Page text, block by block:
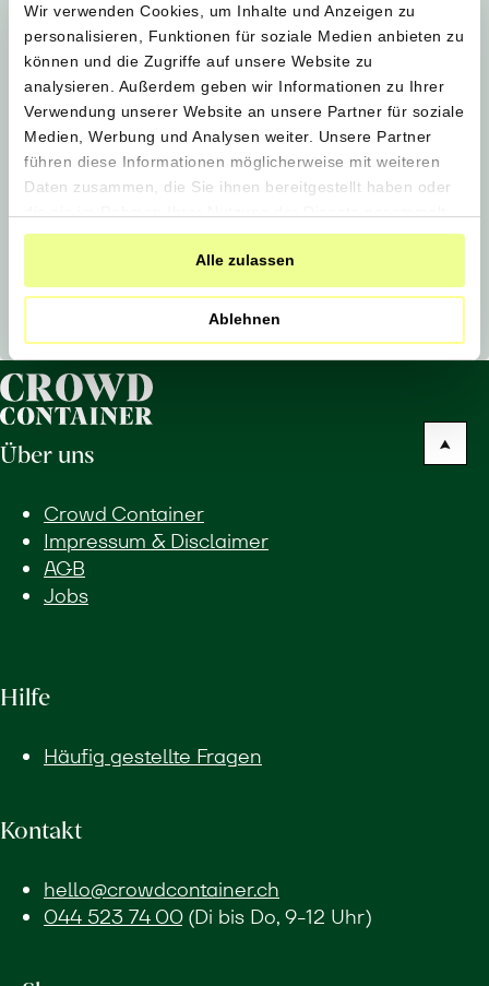
Wir verwenden Cookies, um Inhalte und Anzeigen zu
personalisieren, Funktionen für soziale Medien anbieten zu
können und die Zugriffe auf unsere Website zu
analysieren. Außerdem geben wir Informationen zu Ihrer
Verwendung unserer Website an unsere Partner für soziale
Medien, Werbung und Analysen weiter. Unsere Partner
führen diese Informationen möglicherweise mit weiteren
Daten zusammen, die Sie ihnen bereitgestellt haben oder
haben.
Alle zulassen
Ablehnen
Passwort *Erforderlich
Durch die Erstellung des Kontos akzeptierst du
unsereallgemeinen Geschäftsbedingungenund
unsereDatenschutzerklärung. Herzlichen Dank.
Neues Kundenkonto anlegen
Über uns
Crowd Container
Impressum & Disclaimer
AGB
Jobs
Hilfe
Häufig gestellte Fragen
Kontakt
hello@crowdcontainer.ch
044 523 74 00(Di bis Do, 9-12 Uhr)